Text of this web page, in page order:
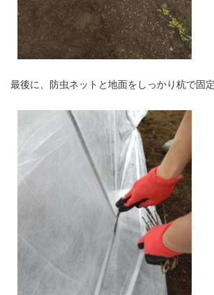
最後に、防虫ネットと地面をしっかり杭で固